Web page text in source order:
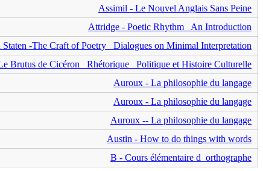
Assimil - Le Nouvel Anglais Sans Peine
Attridge - Poetic Rhythm_ An Introduction
Staten -The Craft of Poetry_ Dialogues on Minimal Interpretation
Brutus de Cicéron_ Rhétorique_ Politique et Histoire Culturelle
Auroux - La philosophie du langage
Auroux - La philosophie du langage
Auroux -- La philosophie du langage
Austin - How to do things with words
B - Cours élémentaire d_orthographe